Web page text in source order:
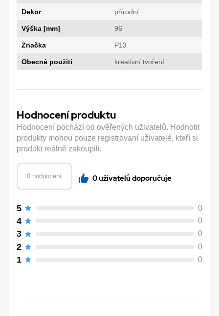
Dekor přírodní
Výška [mm] 96
Značka P13
Obecné použití kreativní tvoření
Hodnocení produktu
Hodnocení pochází od ověřených uživatelů. Hodnotit
produkty mohou pouze registrovaní uživatelé, kteří si
produkt reálně zakoupili.
0 hodnocení 0 uživatelů doporučuje
5 0
4 0
3 0
2 0
1 0